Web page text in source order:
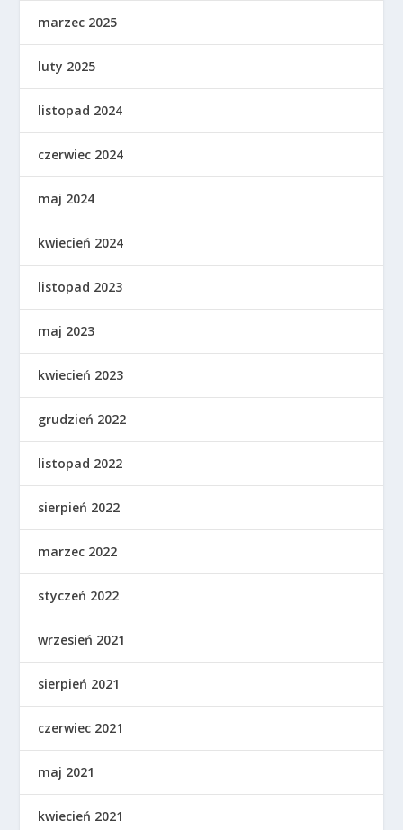
marzec 2025
luty 2025
listopad 2024
czerwiec 2024
maj 2024
kwiecień 2024
listopad 2023
maj 2023
kwiecień 2023
grudzień 2022
listopad 2022
sierpień 2022
marzec 2022
styczeń 2022
wrzesień 2021
sierpień 2021
czerwiec 2021
maj 2021
kwiecień 2021